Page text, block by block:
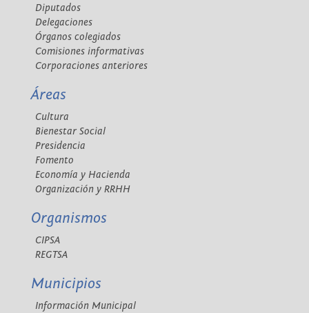
Diputados
Delegaciones
Órganos colegiados
Comisiones informativas
Corporaciones anteriores
Áreas
Cultura
Bienestar Social
Presidencia
Fomento
Economía y Hacienda
Organización y RRHH
Organismos
CIPSA
REGTSA
Municipios
Información Municipal